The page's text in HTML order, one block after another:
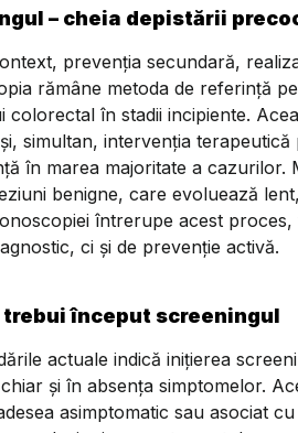
– cheia depistării
prevenția secundară,
rămâne metoda de referință
colorectal în stadii incipiente.
simultan, intervenția
în marea majoritate a
benigne, care evoluează
întrerupe acest
ci și de prevenție activă.
trebui început screeningul
actuale indică inițierea
și în absența simptomelor.
asimptomatic sau asociat